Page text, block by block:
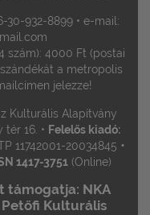
30-932-8899 • e-mail:
szám): 4000 Ft (postai
a metropolis
jelezze!
Kulturális Alapítvány
tér 16. • Felelős kiadó:
11742001-20034845 •
1417-3751(Online)
támogatja: NKA
Kulturális